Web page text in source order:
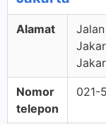
Alamat
Nomor
telepon
021-